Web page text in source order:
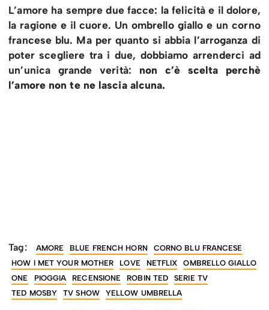
L’amore ha sempre due facce: la felicità e il dolore,
la ragione e il cuore. Un ombrello giallo e un corno
francese blu. Ma per quanto si abbia l’arroganza di
poter scegliere tra i due, dobbiamo arrenderci ad
un’unica grande verità: non c’è scelta perchè
l’amore non te ne lascia alcuna.
Tag: AMORE BLUE FRENCH HORN
CORNO BLU FRANCESE
HOW I MET YOUR MOTHER
LOVE NETFLIX
OMBRELLO GIALLO
ONE
PIOGGIA RECENSIONE ROBIN TED
SERIE TV
TED MOSBY
TV SHOW YELLOW UMBRELLA